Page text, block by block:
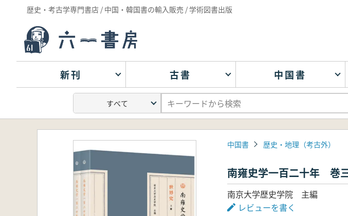
歴史・考古学専門書店 / 中国・韓国書の輸入販売 / 学術図書出版
新刊 古書 中国書
中国書 歴史・地理（考古外）
南雍史学一百二十年
南京大学歴史学院 主編
レビューを書く